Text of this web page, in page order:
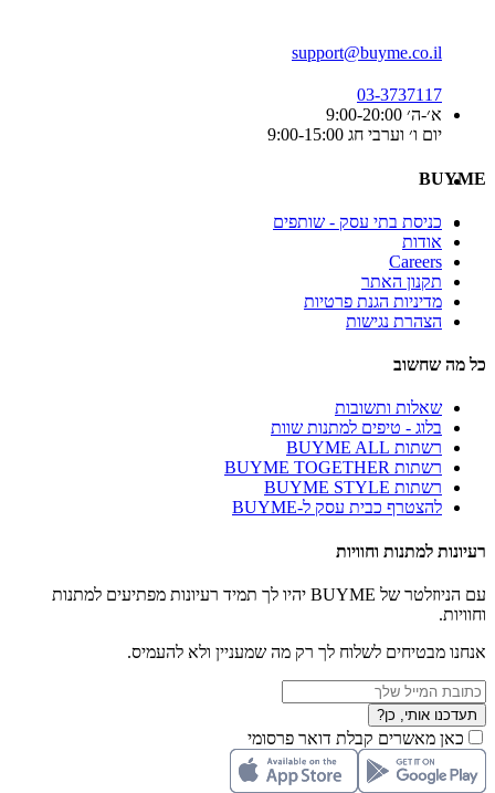
support@buyme.co.il
03-3737117
א׳-ה׳ 9:00-20:00
יום ו׳ וערבי חג 9:00-15:00
BUYME
כניסת בתי עסק - שותפים
אודות
Careers
תקנון האתר
מדיניות הגנת פרטיות
הצהרת נגישות
כל מה שחשוב
שאלות ותשובות
בלוג - טיפים למתנות שוות
רשתות BUYME ALL
רשתות BUYME TOGETHER
רשתות BUYME STYLE
להצטרף כבית עסק ל-BUYME
רעיונות למתנות וחוויות
עם הניוזלטר של BUYME יהיו לך תמיד רעיונות מפתיעים למתנות
וחוויות.
אנחנו מבטיחים לשלוח לך רק מה שמעניין ולא להעמיס.
תעדכנו אותי, כן?
כאן מאשרים קבלת דואר פרסומי